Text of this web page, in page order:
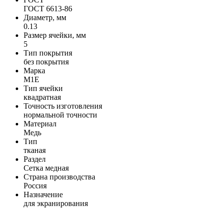
ГОСТ 6613-86
Диаметр, мм
0.13
Размер ячейки, мм
5
Тип покрытия
без покрытия
Марка
М1Е
Тип ячейки
квадратная
Точность изготовления
нормальной точности
Материал
Медь
Тип
тканая
Раздел
Сетка медная
Страна производства
Россия
Назначение
для экранирования